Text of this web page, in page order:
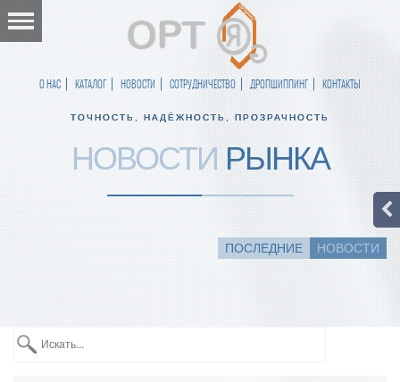
О НАС КАТАЛОГ НОВОСТИ СОТРУДНИЧЕСТВО ДРОПШИППИНГ КОНТАКТЫ
ТОЧНОСТЬ, НАДЁЖНОСТЬ, ПРОЗРАЧНОСТЬ
НОВОСТИ РЫНКА
ПОСЛЕДНИЕ НОВОСТИ